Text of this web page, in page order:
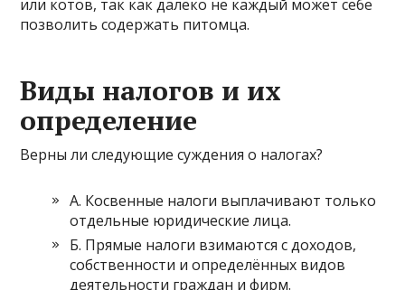
или котов, так как далеко не каждый может себе
позволить содержать питомца.
Виды налогов и их
определение
Верны ли следующие суждения о налогах?
А. Косвенные налоги выплачивают только
отдельные юридические лица.
Б. Прямые налоги взимаются с доходов,
собственности и определённых видов
деятельности граждан и фирм.